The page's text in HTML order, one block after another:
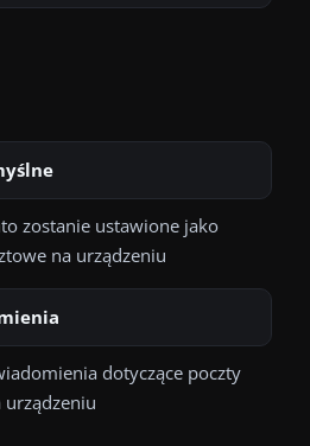
zostanie ustawione jako
na urządzeniu
dotyczące poczty